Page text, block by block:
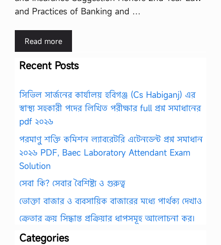
and Practices of Banking and …
Read more
Recent Posts
সিভিল সার্জনের কার্যালয় হবিগঞ্জ (Cs Habiganj) এর
স্বাস্থ্য সহকারী পদের লিখিত পরীক্ষার full প্রশ্ন সমাধানের
pdf ২০২৬
পরমাণু শক্তি কমিশন ল্যাবরেটরি এটেনডেন্ট প্রশ্ন সমাধান
২০২৬ PDF, Baec Laboratory Attendant Exam
Solution
সেবা কি? সেবার বৈশিষ্ট্য ও গুরুত্ব
ভোক্তা বাজার ও ব্যবসায়িক বাজারের মধ্যে পার্থক্য দেখাও
ক্রেতার ক্রয় সিদ্ধান্ত প্রক্রিয়ার ধাপসমূহ আলোচনা কর।
Categories